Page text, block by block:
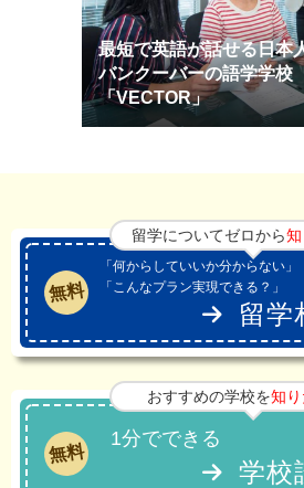
最短で英語が話せる日本
バンクーバーの語学学校
「VECTOR」
留学についてゼロから知
無料
「何からしていいか分からない」
「こんなプラン実現できる？」
留学
おすすめの学校を知り
無料
1分でできる
学校